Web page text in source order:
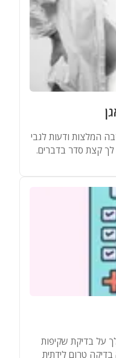
המלצות ודעות לגבי
קצת סדר בדברים.
על בדיקת שקיפות
טרום לידתית